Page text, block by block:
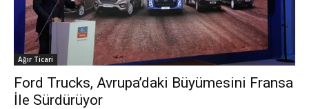
Ağır Ticari
Ford Trucks, Avrupa’daki Büyümesini Fransa
İle Sürdürüyor